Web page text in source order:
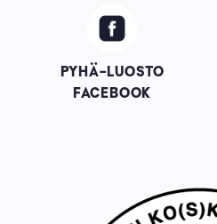
Image
PYHÄ-LUOSTO
FACEBOOK